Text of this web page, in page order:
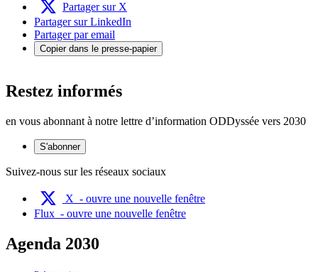
Partager sur X
Partager sur LinkedIn
Partager par email
Copier dans le presse-papier
Restez informés
en vous abonnant à notre lettre d’information ODDyssée vers 2030
S'abonner
Suivez-nous sur les réseaux sociaux
X - ouvre une nouvelle fenêtre
Flux - ouvre une nouvelle fenêtre
Agenda 2030